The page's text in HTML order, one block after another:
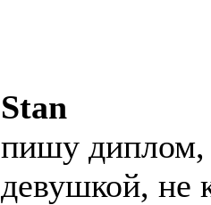
Stan
пишу диплом,
девушкой, не